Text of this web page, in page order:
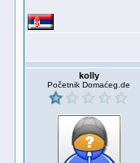
kolly
Početnik Domaćeg.de